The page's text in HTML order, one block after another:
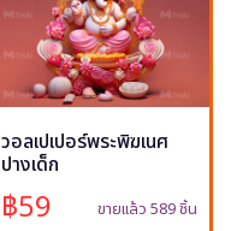
วอลเปเปอร์พระพิฆเนศ
ปางเด็ก
฿59 ขายแล้ว 589 ชิ้น